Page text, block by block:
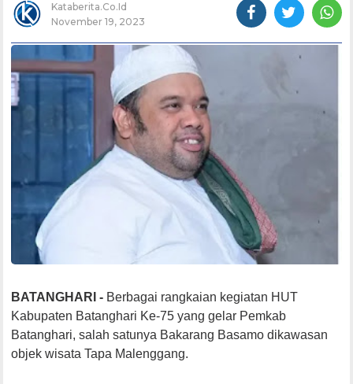
Kataberita.co.id
November 19, 2023
BATANGHARI - Berbagai rangkaian kegiatan HUT
Kabupaten Batanghari Ke-75 yang gelar Pemkab
Batanghari, salah satunya Bakarang Basamo dikawasan
objek wisata Tapa Malenggang.